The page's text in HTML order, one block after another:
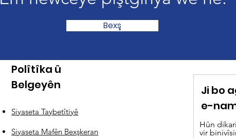
Bexş
Polîtîka û
Belgeyên
Siyaseta Taybetîtiyê
Siyaseta Mafên Bexşkeran
Ji bo
e-
Hûn
vir